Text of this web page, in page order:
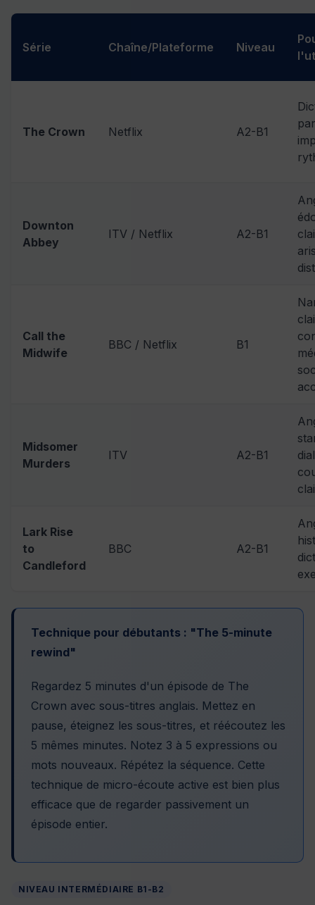
Série Chaîne/Plateforme Niveau
The Crown Netflix A2-B1
Downton
Abbey
ITV / Netflix A2-B1
Call the
Midwife
BBC / Netflix B1
Midsomer
Murders
ITV A2-B1
Lark Rise
to
Candleford
BBC A2-B1
Technique pour débutants : "The 5-minute
rewind"
Regardez 5 minutes d'un épisode de The
Crown avec sous-titres anglais. Mettez en
pause, éteignez les sous-titres, et réécoutez les
5 mêmes minutes. Notez 3 à 5 expressions ou
mots nouveaux. Répétez la séquence. Cette
technique de micro-écoute active est bien plus
efficace que de regarder passivement un
épisode entier.
NIVEAU INTERMÉDIAIRE B1-B2